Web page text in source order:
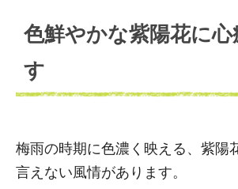
色鮮やかな紫陽花に心
す
梅雨の時期に色濃く映える、紫陽
言えない風情があります。